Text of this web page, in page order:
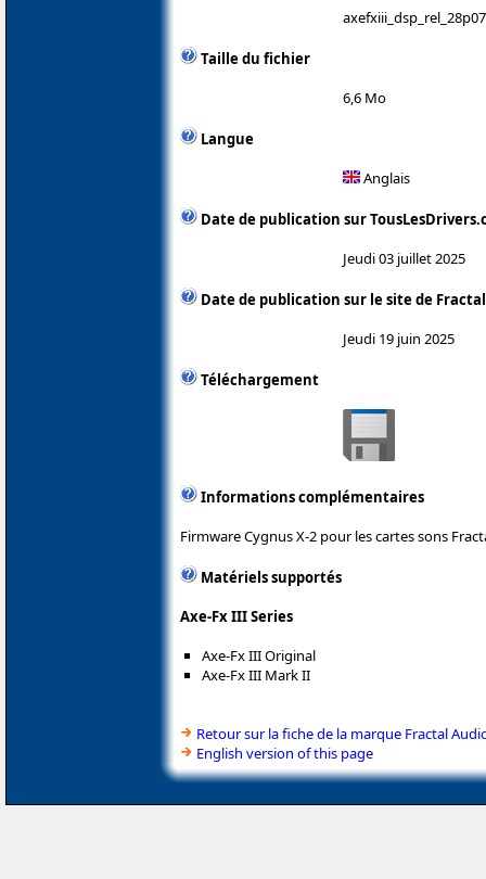
Taille du fichier
6,6 Mo
Langue
Anglais
Date de publication sur
Jeudi 03 juillet 2025
Date de publication sur le site de
Jeudi 19 juin 2025
Téléchargement
Informations complémentaires
Firmware Cygnus X-2 pour les cartes sons
Matériels supportés
Axe-Fx III Series
Axe-Fx III Original
Axe-Fx III Mark II
Retour sur la fiche de la marque Fractal
English version of this page